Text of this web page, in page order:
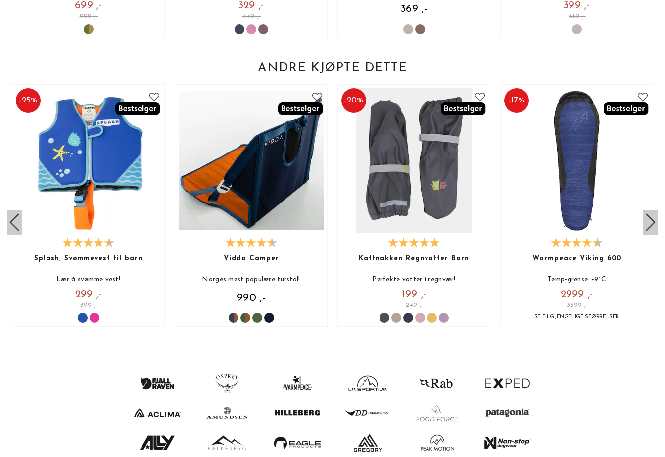
699 ,-
999 ,-
329 ,-
449 ,-
369 ,- 399 ,-
519 ,-
ANDRE KJØPTE DETTE
-25%
Splash, Svømmevest til barn
Lær å svømme vest!
299 ,-
399 ,-
Vidda Camper
Norges mest populære turstol!
990 ,-
-20%
Kattnakken Regnvotter Barn
Perfekte votter i regnvær!
199 ,-
249 ,-
-17%
Warmpeace Viking 600
Temp-grense: -9°C
2999 ,-
3599 ,-
SE TILGJENGELIGE STØRRELSER